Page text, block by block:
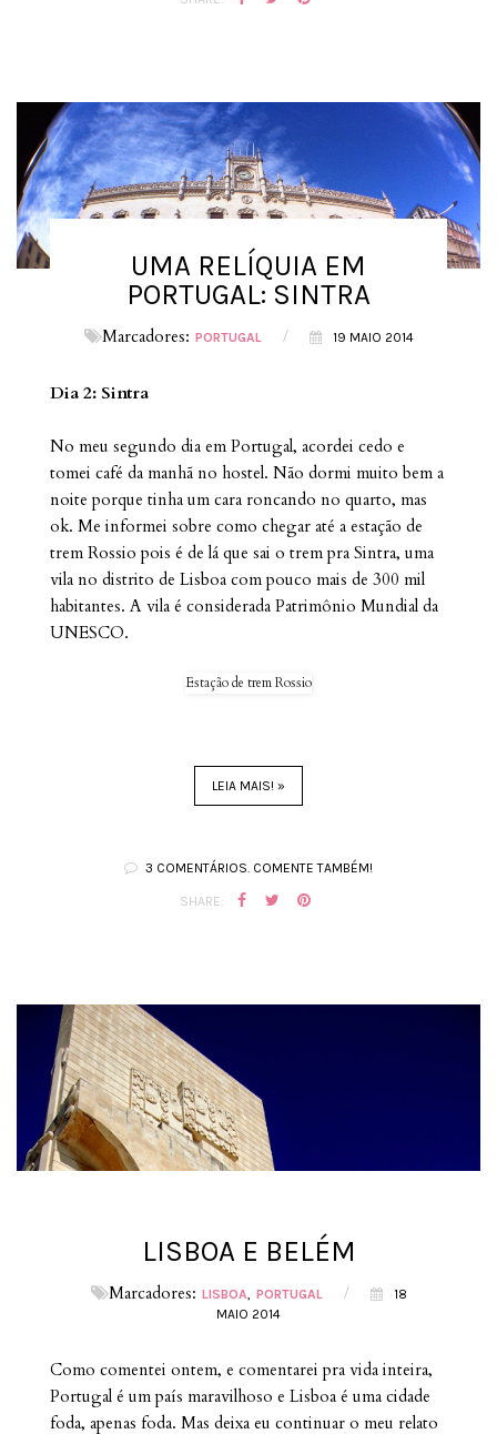
UMA RELÍQUIA EM
PORTUGAL: SINTRA
Marcadores: PORTUGAL / 19 MAIO 2014
Dia 2: Sintra
No meu segundo dia em Portugal, acordei cedo e
tomei café da manhã no hostel. Não dormi muito bem a
noite porque tinha um cara roncando no quarto, mas
ok. Me informei sobre como chegar até a estação de
trem Rossio pois é de lá que sai o trem pra Sintra, uma
vila no distrito de Lisboa com pouco mais de 300 mil
habitantes. A vila é considerada Patrimônio Mundial da
UNESCO.
Estação de trem Rossio
LEIA MAIS! »
3 COMENTÁRIOS. COMENTE TAMBÉM!
SHARE:
LISBOA E BELÉM
Marcadores: LISBOA PORTUGAL /
18
MAIO 2014
Como comentei ontem, e comentarei pra vida inteira,
Portugal é um país maravilhoso e Lisboa é uma cidade
foda, apenas foda. Mas deixa eu continuar o meu relato